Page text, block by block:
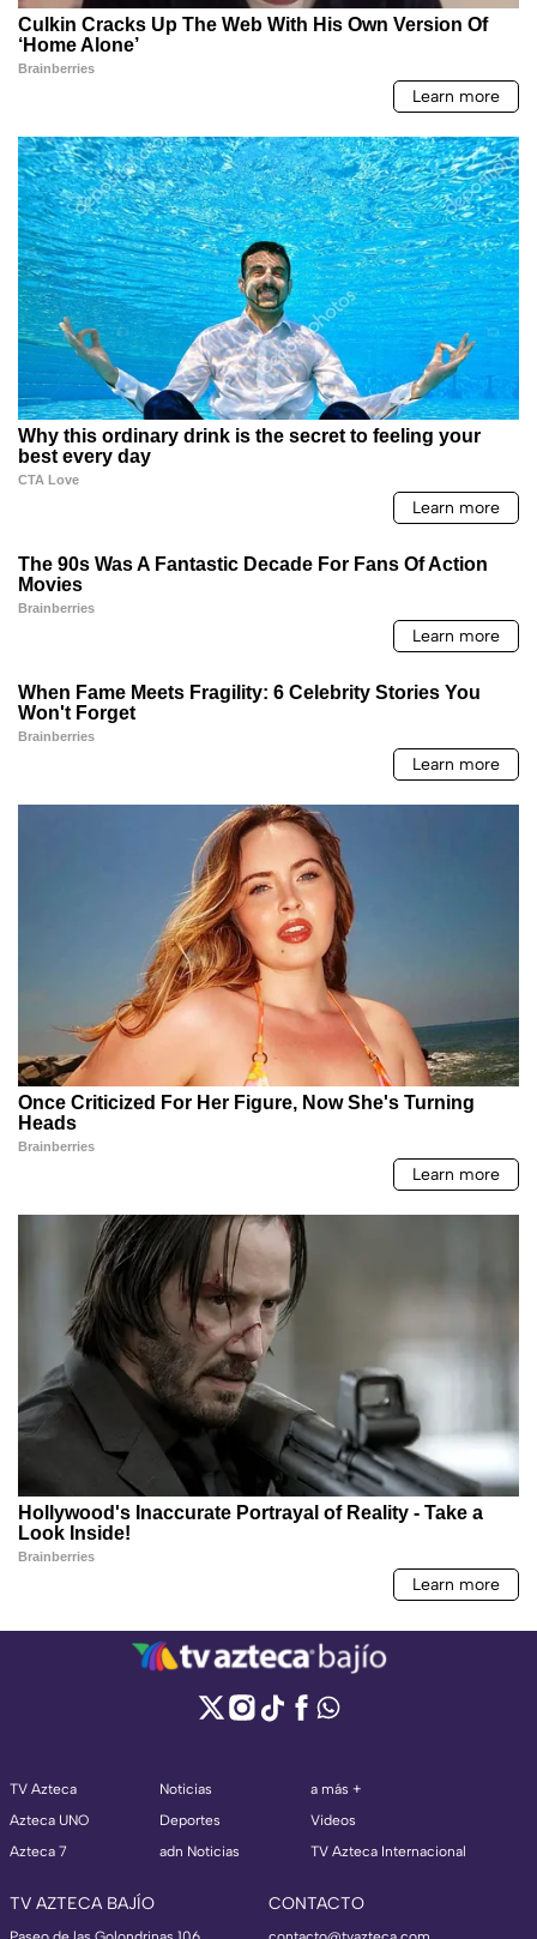
TV Azteca
Azteca UNO
Azteca 7
Noticias
Deportes
adn Noticias
a más +
Videos
TV Azteca Internacional
TV AZTECA BAJÍO CONTACTO